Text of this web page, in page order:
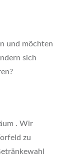
und möchten
sich
. Wir
zu